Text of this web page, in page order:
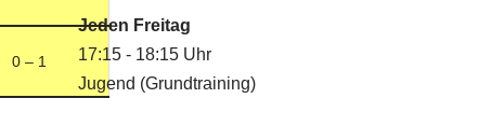
0 – 1
Jeden Freitag
17:15 - 18:15 Uhr
Jugend (Grundtraining)